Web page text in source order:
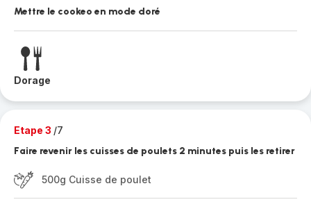
Mettre le cookeo en mode doré
Dorage
Etape 3 /7
Faire revenir les cuisses de poulets 2 minutes puis les retirer
500g Cuisse de poulet